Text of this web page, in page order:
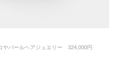
ヤパールヘアジュエリー 324,000円